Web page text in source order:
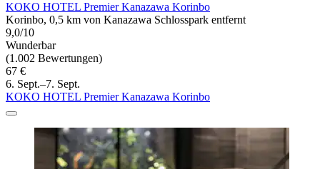
KOKO HOTEL Premier Kanazawa Korinbo
Korinbo, 0,5 km von Kanazawa Schlosspark entfernt
9,0/10
Wunderbar
(1.002 Bewertungen)
67 €
6. Sept.–7. Sept.
KOKO HOTEL Premier Kanazawa Korinbo